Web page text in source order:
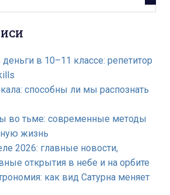
в 10–11 классе: репетитор
способны ли мы распознать
во тьме: современные методы
жизнь
2026: главные новости,
открытия в небе и на орбите
как вид Сатурна меняет